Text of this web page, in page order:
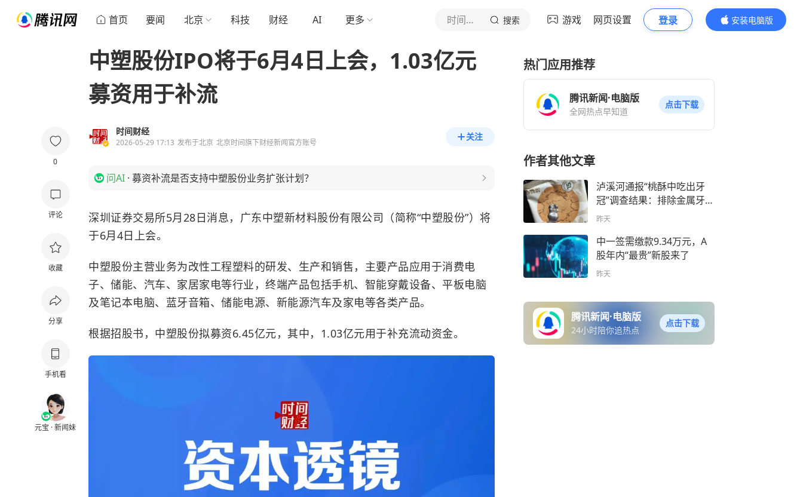
首页 要闻 北京 科技 财经 AI 更多 时间财经 搜索 游戏 网页设置 登录
安装电脑版
内容更精彩
0
评论
收藏
分享
手机看
元宝 · 新闻妹
中塑股份IPO将于6月4日上会，1.03亿元
募资用于补流
时间财经
2026-05-29 17:13 发布于北京 北京时间旗下财经新闻官方账号
关注
问AI · 募资补流是否支持中塑股份业务扩张计划？
深圳证券交易所5月28日消息，广东中塑新材料股份有限公司（简称“中塑股份”）将
于6月4日上会。
中塑股份主营业务为改性工程塑料的研发、生产和销售，主要产品应用于消费电
子、储能、汽车、家居家电等行业，终端产品包括手机、智能穿戴设备、平板电脑
及笔记本电脑、蓝牙音箱、储能电源、新能源汽车及家电等各类产品。
根据招股书，中塑股份拟募资6.45亿元，其中，1.03亿元用于补充流动资金。
热门应用推荐
腾讯新闻·电脑版
全网热点早知道
点击下载
作者其他文章
泸溪河通报“桃酥中吃出牙
冠”调查结果：排除金属牙冠
异物在生产过程中带入的可
不属实、已主动删除并诚恳
致歉
昨天
中一签需缴款9.34万元，A
股年内“最贵”新股来了
昨天
腾讯新闻·电脑版
24小时陪你追热点
点击下载